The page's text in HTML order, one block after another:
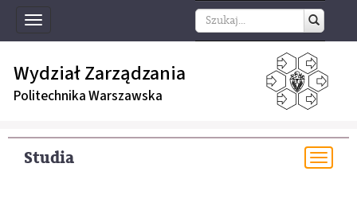
Toggle
navigation
Wydział Zarządzania
Politechnika Warszawska
Studia